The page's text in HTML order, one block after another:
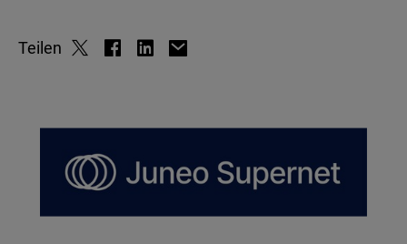
Teilen